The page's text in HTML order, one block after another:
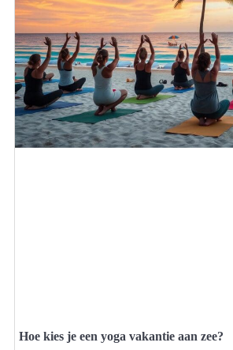
Hoe kies je een yoga vakantie aan zee?